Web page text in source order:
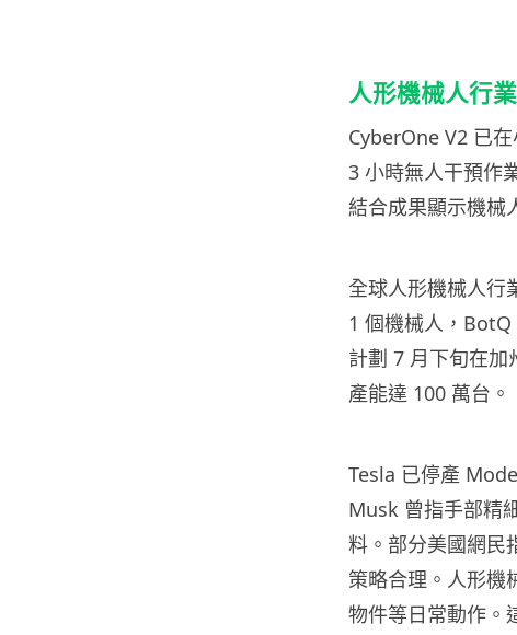
人形機械人行
CyberOne V2 已
3 小時無人干預作
結合成果顯示機械
全球人形機械人行
1 個機械人，
計劃 7 月下旬在加
產能達 100 萬台。
Tesla 已停產
Musk 曾指手部精
料。部分美國網民
策略合理。人形機
物件等日常動作。